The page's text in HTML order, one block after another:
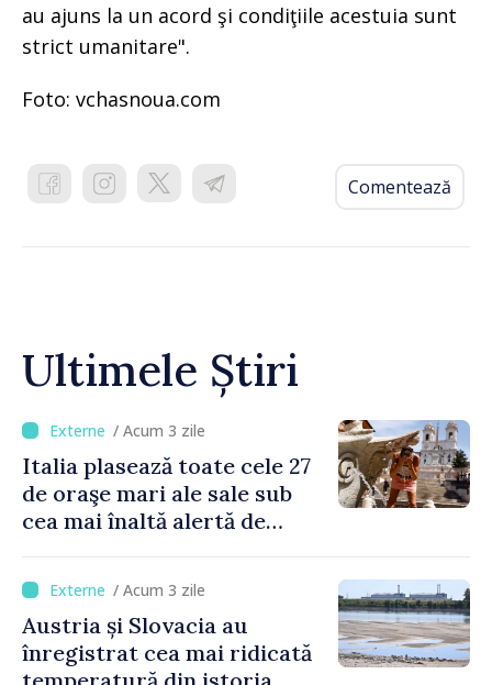
au ajuns la un acord şi condiţiile acestuia sunt
strict umanitare".
Foto: vchasnoua.com
Comentează
Ultimele Știri
/ Acum 3 zile
Italia plasează toate cele 27
de oraşe mari ale sale sub
cea mai înaltă alertă de
/ Acum 3 zile
Austria și Slovacia au
înregistrat cea mai ridicată